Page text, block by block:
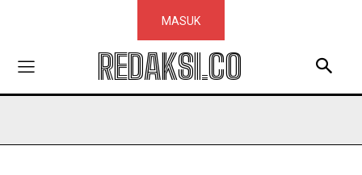
MASUK
REDAKSI.CO